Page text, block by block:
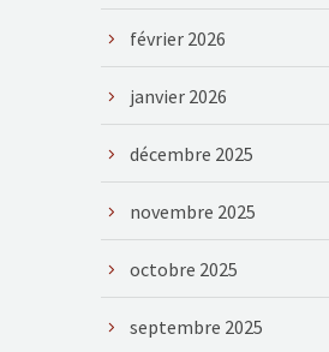
février 2026
janvier 2026
décembre 2025
novembre 2025
octobre 2025
septembre 2025